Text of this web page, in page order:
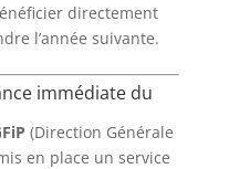
directement
l’année suivante.
immédiate du
(Direction Générale
en place un service